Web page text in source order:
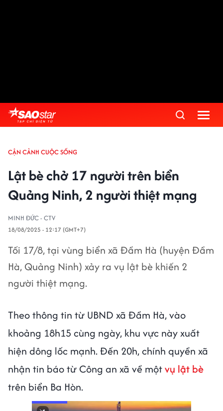
CẬN CẢNH CUỘC SỐNG
Lật bè chở 17 người trên biển
Quảng Ninh, 2 người thiệt mạng
MINH ĐỨC - CTV
18/08/2025 - 12:17 (GMT+7)
Tối 17/8, tại vùng biển xã Đầm Hà (huyện Đầm
Hà, Quảng Ninh) xảy ra vụ lật bè khiến 2
người thiệt mạng.
Theo thông tin từ UBND xã Đầm Hà, vào
khoảng 18h15 cùng ngày, khu vực này xuất
hiện dông lốc mạnh. Đến 20h, chính quyền xã
nhận tin báo từ Công an xã về mộtvụ lật bè
trên biển Ba Hòn.